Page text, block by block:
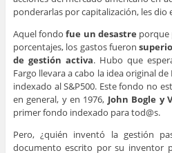
ponderarlas por capitalización, les dio
Aquel fondofue un desastre porque
porcentajes, los gastos fueron
de gestión activa. Hubo que
Fargo llevara a cabo la idea original
indexado al S&P500. Este fondo no
en general, y en 1976, John Bogle y
primer fondo indexado para tod@s.
Pero, ¿quién inventó la gestión
documento escrito por su inventor